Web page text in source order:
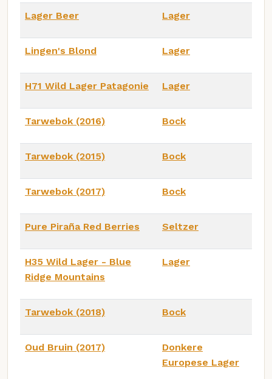
Lager Beer Lager
Lingen's Blond Lager
H71 Wild Lager Patagonie Lager
Tarwebok (2016) Bock
Tarwebok (2015) Bock
Tarwebok (2017) Bock
Pure Piraña Red Berries Seltzer
H35 Wild Lager - Blue
Ridge Mountains
Lager
Tarwebok (2018) Bock
Oud Bruin (2017)
Donkere
Europese Lager